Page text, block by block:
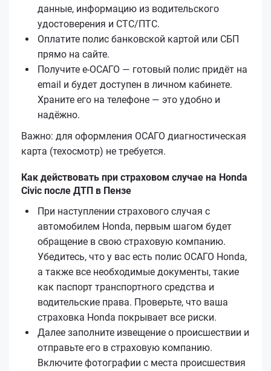
данные, информацию из водительского
удостоверения и СТС/ПТС.
Оплатите полис банковской картой или СБП
прямо на сайте.
Получите е‑ОСАГО — готовый полис придёт на
email и будет доступен в личном кабинете.
Храните его на телефоне — это удобно и
надёжно.
Важно: для оформления ОСАГО диагностическая
карта (техосмотр) не требуется.
Как действовать при страховом случае на Honda
Civic после ДТП в Пензе
При наступлении страхового случая с
автомобилем Honda, первым шагом будет
обращение в свою страховую компанию.
Убедитесь, что у вас есть полис ОСАГО Honda,
а также все необходимые документы, такие
как паспорт транспортного средства и
водительские права. Проверьте, что ваша
страховка Honda покрывает все риски.
Далее заполните извещение о происшествии и
отправьте его в страховую компанию.
Включите фотографии с места происшествия